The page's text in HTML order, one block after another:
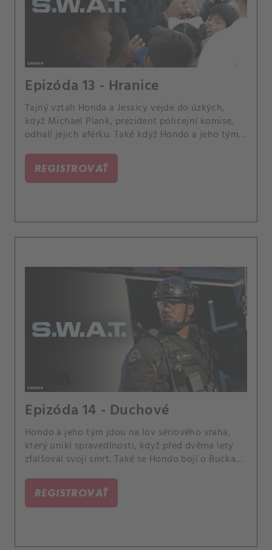
Epizóda 13 - Hranice
Tajný vztah Honda a Jessicy vejde do úzkých,
když Michael Plank, prezident policejní komise,
odhalí jejich aférku. Také když Hondo a jeho tým
uprchlíka, dostanou se sami do centra dění
městské imigrace.
REGISTROVAŤ
Epizóda 14 - Duchové
Hondo a jeho tým jdou na lov sériového vraha,
který unikl spravedlnosti, když před dvěma lety
zfalšoval svoji smrt. Také se Hondo bojí o Bucka
více, po tom co byl z oddělení vyhozen, noří do
depresí.
REGISTROVAŤ